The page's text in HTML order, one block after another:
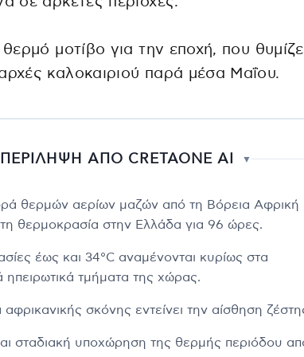
θερμό μοτίβο για την εποχή, που
καλοκαιριού παρά μέσα Μαΐου.
ΠΕΡΙΛΗΨΗ ΑΠΟ CRETAONE AI ▼
θερμών αερίων μαζών από τη Βόρεια Αφρική
τη θερμοκρασία στην Ελλάδα για 96 ώρες.
έως και 34°C αναμένονται κυρίως στα
ηπειρωτικά τμήματα της χώρας.
σκόνης εντείνει την αίσθηση
σταδιακή υποχώρηση της θερμής περιόδου